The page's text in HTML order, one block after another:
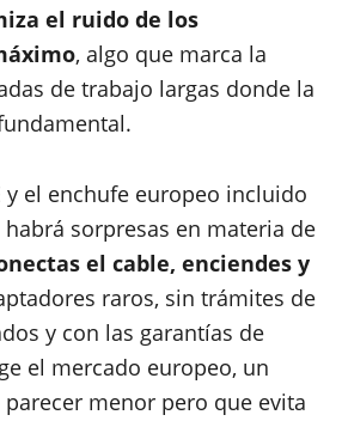
el ruido de los
, algo que marca la
de trabajo largas donde la
y el enchufe europeo incluido
sorpresas en materia de
el cable, enciendes y
raros, sin trámites de
y con las garantías de
el mercado europeo, un
menor pero que evita